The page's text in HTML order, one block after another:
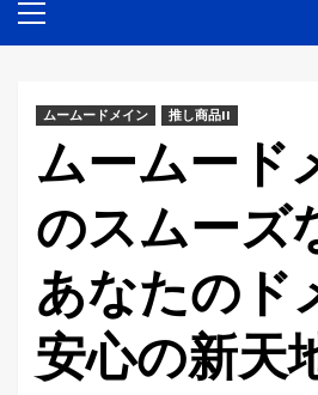
Menu
ムームードメイン 推し商品II
ムームード
のスムーズ
あなたのド
安心の新天